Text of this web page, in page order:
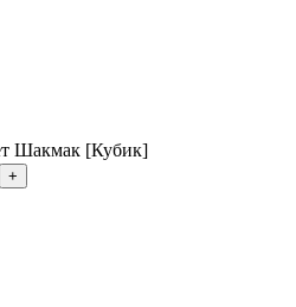
Шакмак [Кубик]